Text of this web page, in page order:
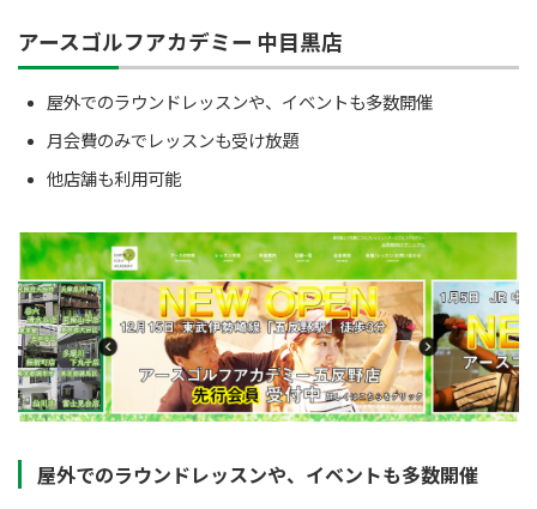
アースゴルフアカデミー 中目黒店
屋外でのラウンドレッスンや、イベントも多数開催
月会費のみでレッスンも受け放題
他店舗も利用可能
屋外でのラウンドレッスンや、イベントも多数開催